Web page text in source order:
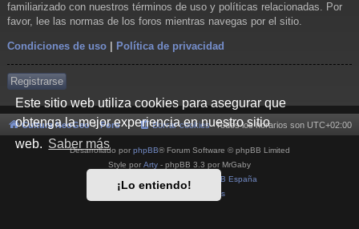
Este sitio web utiliza cookies para asegurar que
obtenga la mejor experiencia en nuestro sitio
web. Saber más
¡Lo entiendo!
familiarizado con nuestros términos de uso y políticas relacionadas. Por
favor, lee las normas de los foros mientras navegas por el sitio.
Condiciones de uso Política de privacidad
Registrarse
Cultura NeoGeo Foro Todos los horarios son UTC+02:00
Borrar cookies
Desarrollado por phpBB® Forum Software © phpBB Limited
Style por Arty - phpBB 3.3 por MrGaby
phpBB España
Condiciones